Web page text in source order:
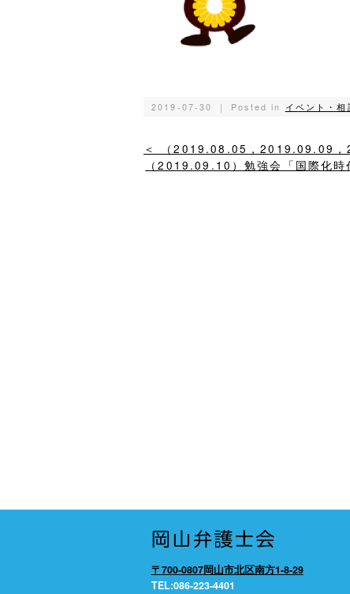
2019-07-30 ｜ Posted in イベント・相
＜ （2019.08.05，2019.09.09，
（2019.09.10）勉強会「国際化
〒700-0807岡山市北区南方1-8-29
TEL:086-223-4401